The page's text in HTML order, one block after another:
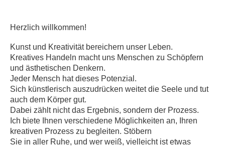
Herzlich willkommen!
Kunst und Kreativität bereichern unser Leben.
Kreatives Handeln macht uns Menschen zu Schöpfern
und ästhetischen Denkern.
Jeder Mensch hat dieses Potenzial.
Sich künstlerisch auszudrücken weitet die Seele und tut
auch dem Körper gut.
Dabei zählt nicht das Ergebnis, sondern der Prozess.
Ich biete Ihnen verschiedene Möglichkeiten an, Ihren
kreativen Prozess zu begleiten. Stöbern
Sie in aller Ruhe, und wer weiß, vielleicht ist etwas